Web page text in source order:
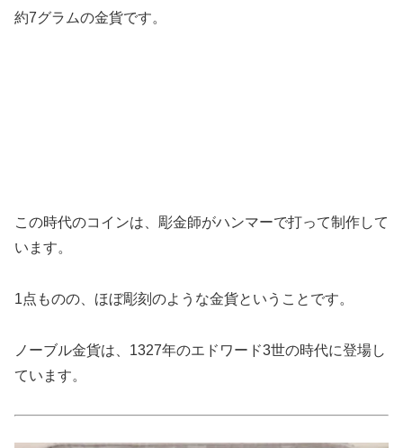
約7グラムの金貨です。
この時代のコインは、彫金師がハンマーで打って制作して
います。
1点ものの、ほぼ彫刻のような金貨ということです。
ノーブル金貨は、1327年のエドワード3世の時代に登場し
ています。